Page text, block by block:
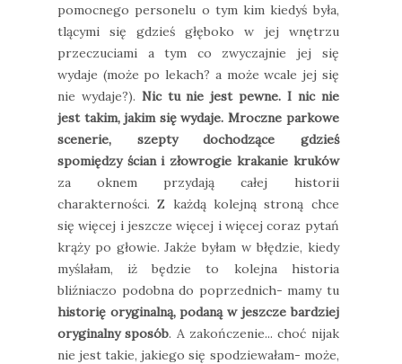
pomocnego personelu o tym kim kiedyś była,
tlącymi się gdzieś głęboko w jej wnętrzu
przeczuciami a tym co zwyczajnie jej się
wydaje (może po lekach? a może wcale jej się
nie wydaje?). Nic tu nie jest pewne. I nic nie
jest takim, jakim się wydaje. Mroczne parkowe
scenerie, szepty dochodzące gdzieś
spomiędzy ścian i złowrogie krakanie kruków
za oknem przydają całej historii
charakterności. Z każdą kolejną stroną chce
się więcej i jeszcze więcej i więcej coraz pytań
krąży po głowie. Jakże byłam w błędzie, kiedy
myślałam, iż będzie to kolejna historia
bliźniaczo podobna do poprzednich- mamy tu
historię oryginalną, podaną w jeszcze bardziej
oryginalny sposób. A zakończenie... choć nijak
nie jest takie, jakiego się spodziewałam- może,